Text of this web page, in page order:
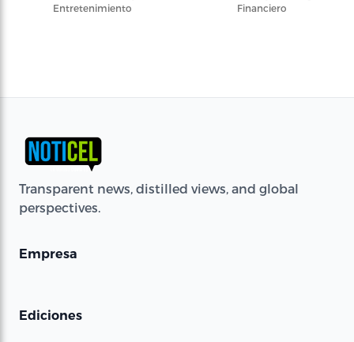
Entretenimiento
Financiero
Transparent news, distilled views, and global
perspectives.
Empresa
Ediciones